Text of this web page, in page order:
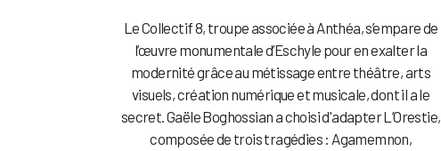
Le Collectif 8, troupe associée à Anthéa, s’empare de
l’œuvre monumentale d’Eschyle pour en exalter la
modernité grâce au métissage entre théâtre, arts
visuels, création numérique et musicale, dont il a le
secret. Gaële Boghossian a choisi d'adapter L’Orestie,
composée de trois tragédies : Agamemnon,